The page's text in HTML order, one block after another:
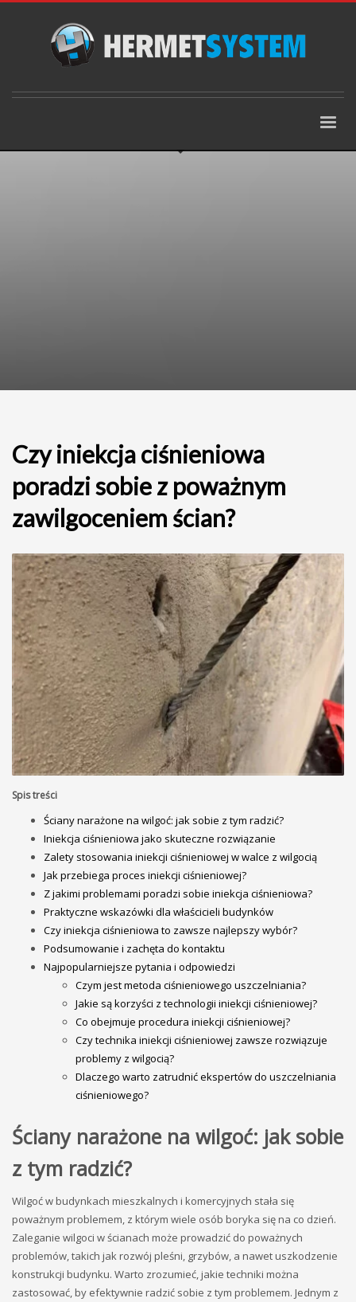
Czy iniekcja ciśnieniowa
poradzi sobie z poważnym
zawilgoceniem ścian?
Spis treści
Ściany narażone na wilgoć: jak sobie z tym radzić?
Iniekcja ciśnieniowa jako skuteczne rozwiązanie
Zalety stosowania iniekcji ciśnieniowej w walce z wilgocią
Jak przebiega proces iniekcji ciśnieniowej?
Z jakimi problemami poradzi sobie iniekcja ciśnieniowa?
Praktyczne wskazówki dla właścicieli budynków
Czy iniekcja ciśnieniowa to zawsze najlepszy wybór?
Podsumowanie i zachęta do kontaktu
Najpopularniejsze pytania i odpowiedzi
Czym jest metoda ciśnieniowego uszczelniania?
Jakie są korzyści z technologii iniekcji ciśnieniowej?
Co obejmuje procedura iniekcji ciśnieniowej?
Czy technika iniekcji ciśnieniowej zawsze rozwiązuje
problemy z wilgocią?
Dlaczego warto zatrudnić ekspertów do uszczelniania
ciśnieniowego?
Ściany narażone na wilgoć: jak sobie
z tym radzić?
Wilgoć w budynkach mieszkalnych i komercyjnych stała się
poważnym problemem, z którym wiele osób boryka się na co dzień.
Zaleganie wilgoci w ścianach może prowadzić do poważnych
problemów, takich jak rozwój pleśni, grzybów, a nawet uszkodzenie
konstrukcji budynku. Warto zrozumieć, jakie techniki można
zastosować, by efektywnie radzić sobie z tym problemem. Jednym z